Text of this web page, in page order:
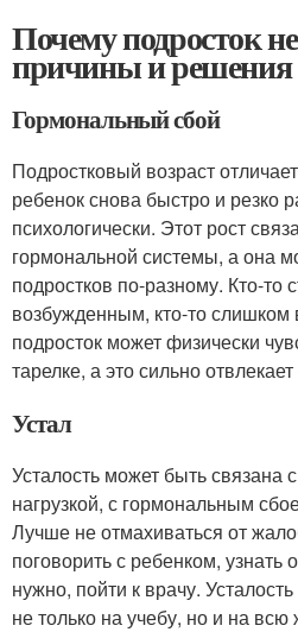
Почему подросток
причины и решения
Гормональный сбой
Подростковый возраст
ребенок снова быстро и резко
психологически. Этот рост
гормональной системы, а она
подростков по-разному. Кто-то
возбужденным, кто-то
подросток может физически
тарелке, а это сильно
Устал
Усталость может быть связана
нагрузкой, с гормональным
Лучше не отмахиваться от
поговорить с ребенком, узнать
нужно, пойти к врачу.
не только на учебу, но и на всю